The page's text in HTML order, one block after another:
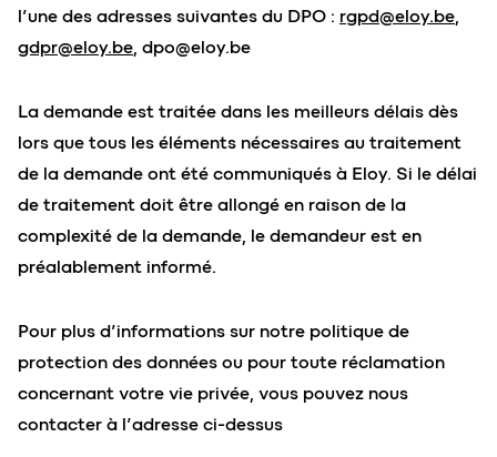
l’une des adresses suivantes du DPO : rgpd@eloy.be,
gdpr@eloy.be, dpo@eloy.be
La demande est traitée dans les meilleurs délais dès
lors que tous les éléments nécessaires au traitement
de la demande ont été communiqués à Eloy. Si le délai
de traitement doit être allongé en raison de la
complexité de la demande, le demandeur est en
préalablement informé.
Pour plus d’informations sur notre politique de
protection des données ou pour toute réclamation
concernant votre vie privée, vous pouvez nous
contacter à l’adresse ci-dessus